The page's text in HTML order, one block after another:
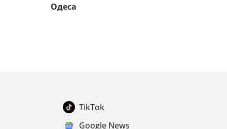
Одеса
TikTok
Google News